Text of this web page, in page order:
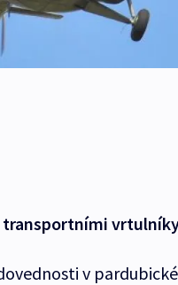
transportními
v